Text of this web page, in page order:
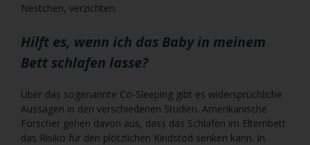
Nestchen, verzichten.
Hilft es, wenn ich das Baby in meinem
Bett schlafen lasse?
Über das sogenannte Co-Sleeping gibt es widersprüchliche
Aussagen in den verschiedenen Studien. Amerikanische
Forscher gehen davon aus, dass das Schlafen im Elternbett
das Risiko für den plötzlichen Kindstod senken kann. In